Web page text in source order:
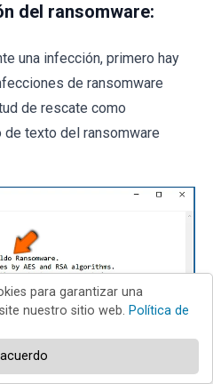
del ransomware:
una infección, primero hay
de ransomware
de rescate como
de texto del ransomware
para garantizar una
nuestro sitio web. Política de